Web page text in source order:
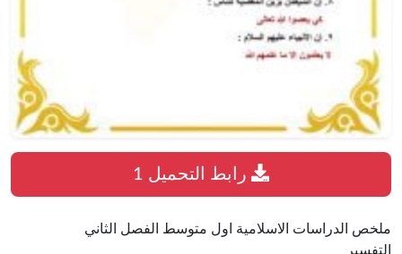
ملخص الدراسات الاسلامية اول متوسط الفصل الثاني
التفسير